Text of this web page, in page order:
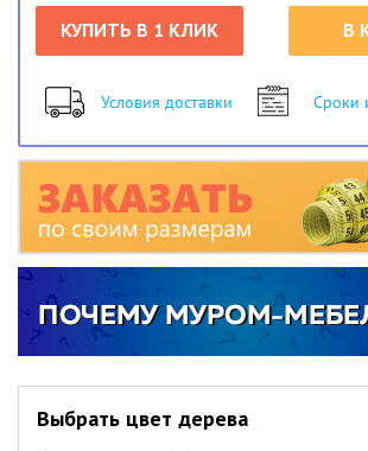
КУПИТЬ В 1 КЛИК В
Условия доставки Сроки
Выбрать цвет дерева